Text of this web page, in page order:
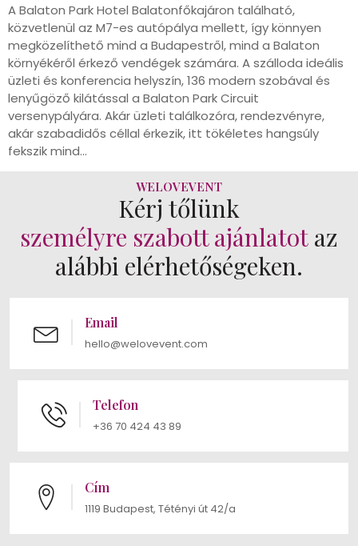
A Balaton Park Hotel Balatonfőkajáron található,
közvetlenül az M7-es autópálya mellett, így könnyen
megközelíthető mind a Budapestről, mind a Balaton
környékéről érkező vendégek számára. A szálloda ideális
üzleti és konferencia helyszín, 136 modern szobával és
lenyűgöző kilátással a Balaton Park Circuit
versenypályára. Akár üzleti találkozóra, rendezvényre,
akár szabadidős céllal érkezik, itt tökéletes hangsúly
fekszik mind…
WELOVEVENT
Kérj tőlünk
személyre szabott ajánlatot az
alábbi elérhetőségeken.
Email
hello@welovevent.com
Telefon
+36 70 424 43 89
Cím
1119 Budapest, Tétényi út 42/a